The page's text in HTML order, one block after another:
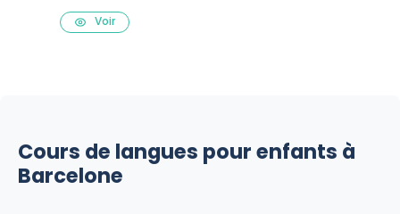
Voir
Cours de langues pour enfants à
Barcelone